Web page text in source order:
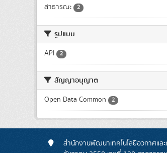
สาธารณะ 2
รูปแบบ
API 2
สัญญาอนุญาต
Open Data Common 2
สำนักงานพัฒนาเทคโนโลยีอวกาศแล